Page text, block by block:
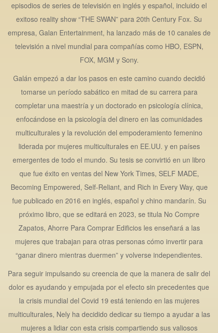
episodios de series de televisión en inglés y español, incluido el
exitoso reality show “THE SWAN” para 20th Century Fox. Su
empresa, Galan Entertainment, ha lanzado más de 10 canales de
televisión a nivel mundial para compañías como HBO, ESPN,
FOX, MGM y Sony.
Galán empezó a dar los pasos en este camino cuando decidió
tomarse un período sabático en mitad de su carrera para
completar una maestría y un doctorado en psicología clínica,
enfocándose en la psicología del dinero en las comunidades
multiculturales y la revolución del empoderamiento femenino
liderada por mujeres multiculturales en EE.UU. y en países
emergentes de todo el mundo. Su tesis se convirtió en un libro
que fue éxito en ventas del New York Times, SELF MADE,
Becoming Empowered, Self-Reliant, and Rich in Every Way, que
fue publicado en 2016 en inglés, español y chino mandarín. Su
próximo libro, que se editará en 2023, se titula No Compre
Zapatos, Ahorre Para Comprar Edificios les enseñará a las
mujeres que trabajan para otras personas cómo invertir para
“ganar dinero mientras duermen” y volverse independientes.
Para seguir impulsando su creencia de que la manera de salir del
dolor es ayudando y empujada por el efecto sin precedentes que
la crisis mundial del Covid 19 está teniendo en las mujeres
multiculturales, Nely ha decidido dedicar su tiempo a ayudar a las
mujeres a lidiar con esta crisis compartiendo sus valiosos